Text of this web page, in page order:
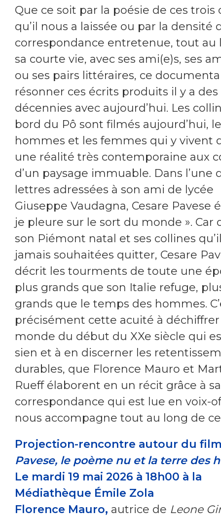
Que ce soit par la poésie de ces
qu’il nous a laissée ou par la densité
correspondance entretenue, tout au
sa courte vie, avec ses ami(e)s, ses
ou ses pairs littéraires, ce
résonner ces écrits produits il y a des
décennies avec aujourd’hui. Les
bord du Pô sont filmés aujourd’hui,
hommes et les femmes qui y vivent
une réalité très contemporaine aux
d’un paysage immuable. Dans l’une
lettres adressées à son ami de lycée
Giuseppe Vaudagna, Cesare Pavese
je pleure sur le sort du monde ». Car
son Piémont natal et ses collines qu’il
jamais souhaitées quitter, Cesare
décrit les tourments de toute une
plus grands que son Italie refuge,
grands que le temps des hommes.
précisément cette acuité à
monde du début du XXe siècle qui
sien et à en discerner les
durables, que Florence Mauro et
Rueff élaborent en un récit grâce à sa
correspondance qui est lue en voix-
nous accompagne tout au long de
Projection-rencontre autour du
Pavese, le poème nu et la terre des
Le mardi 19 mai 2026 à 18h00 à la
Médiathèque Émile Zola
Florence Mauro, autrice de Leone